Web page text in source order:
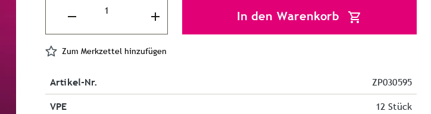
In den Warenkorb
Zum Merkzettel hinzufügen
Artikel-Nr. ZP030595
VPE 12 Stück